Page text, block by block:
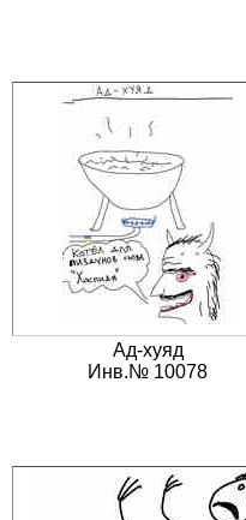
Ад-хуяд
Инв.№ 10078